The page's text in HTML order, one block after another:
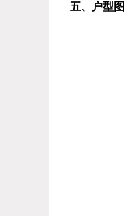
五、户型图